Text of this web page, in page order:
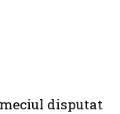
disputat